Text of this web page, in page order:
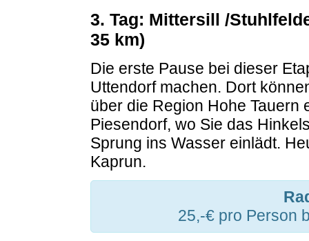
3. Tag: Mittersill /
35 km)
Die erste Pause bei dieser
Uttendorf machen. Dort
über die Region Hohe Tauern
Piesendorf, wo Sie das
Sprung ins Wasser einlädt.
Kaprun.
25,-€ pro Person